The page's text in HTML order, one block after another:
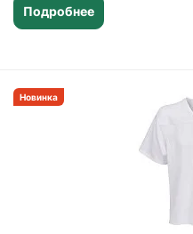
Подробнее
Новинка